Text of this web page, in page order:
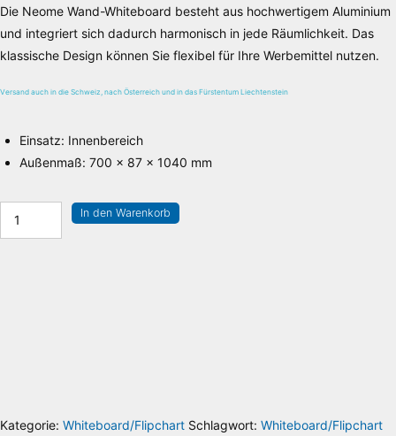
Die Neome Wand-Whiteboard besteht aus hochwertigem Aluminium
und integriert sich dadurch harmonisch in jede Räumlichkeit. Das
klassische Design können Sie flexibel für Ihre Werbemittel nutzen.
Versand auch in die Schweiz, nach Österreich und in das Fürstentum Liechtenstein
Einsatz: Innenbereich
Außenmaß: 700 x 87 x 1040 mm
Neome,
In den Warenkorb
Kategorie: Whiteboard/Flipchart Schlagwort: Whiteboard/Flipchart